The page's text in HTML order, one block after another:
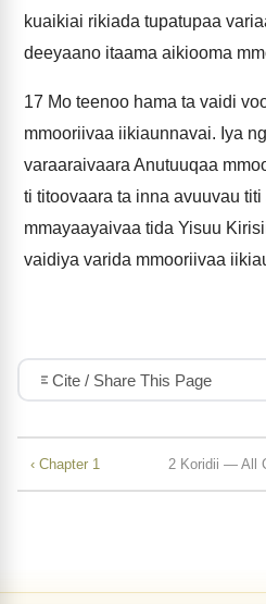
kuaikiai rikiada tupatupaa
deeyaano itaama aikiooma
17 Mo teenoo hama ta vaidi
mmooriivaa iikiaunnavai. Iya
varaaraivaara Anutuuqaa
ti titoovaara ta inna avuuvau
mmayaayaivaa tida Yisuu
vaidiya varida mmooriivaa
Cite / Share This Page
‹ Chapter 1 2 Koridii — All